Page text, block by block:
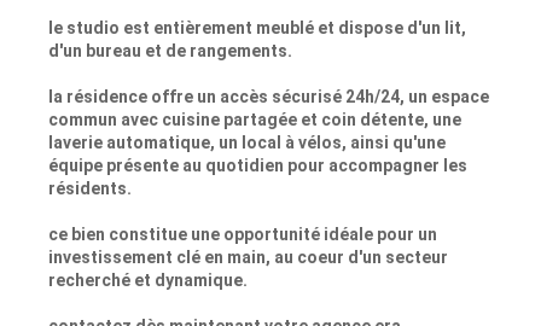
le studio est entièrement meublé et dispose d'un lit,
d'un bureau et de rangements.
la résidence offre un accès sécurisé 24h/24, un espace
commun avec cuisine partagée et coin détente, une
laverie automatique, un local à vélos, ainsi qu'une
équipe présente au quotidien pour accompagner les
résidents.
ce bien constitue une opportunité idéale pour un
investissement clé en main, au coeur d'un secteur
recherché et dynamique.